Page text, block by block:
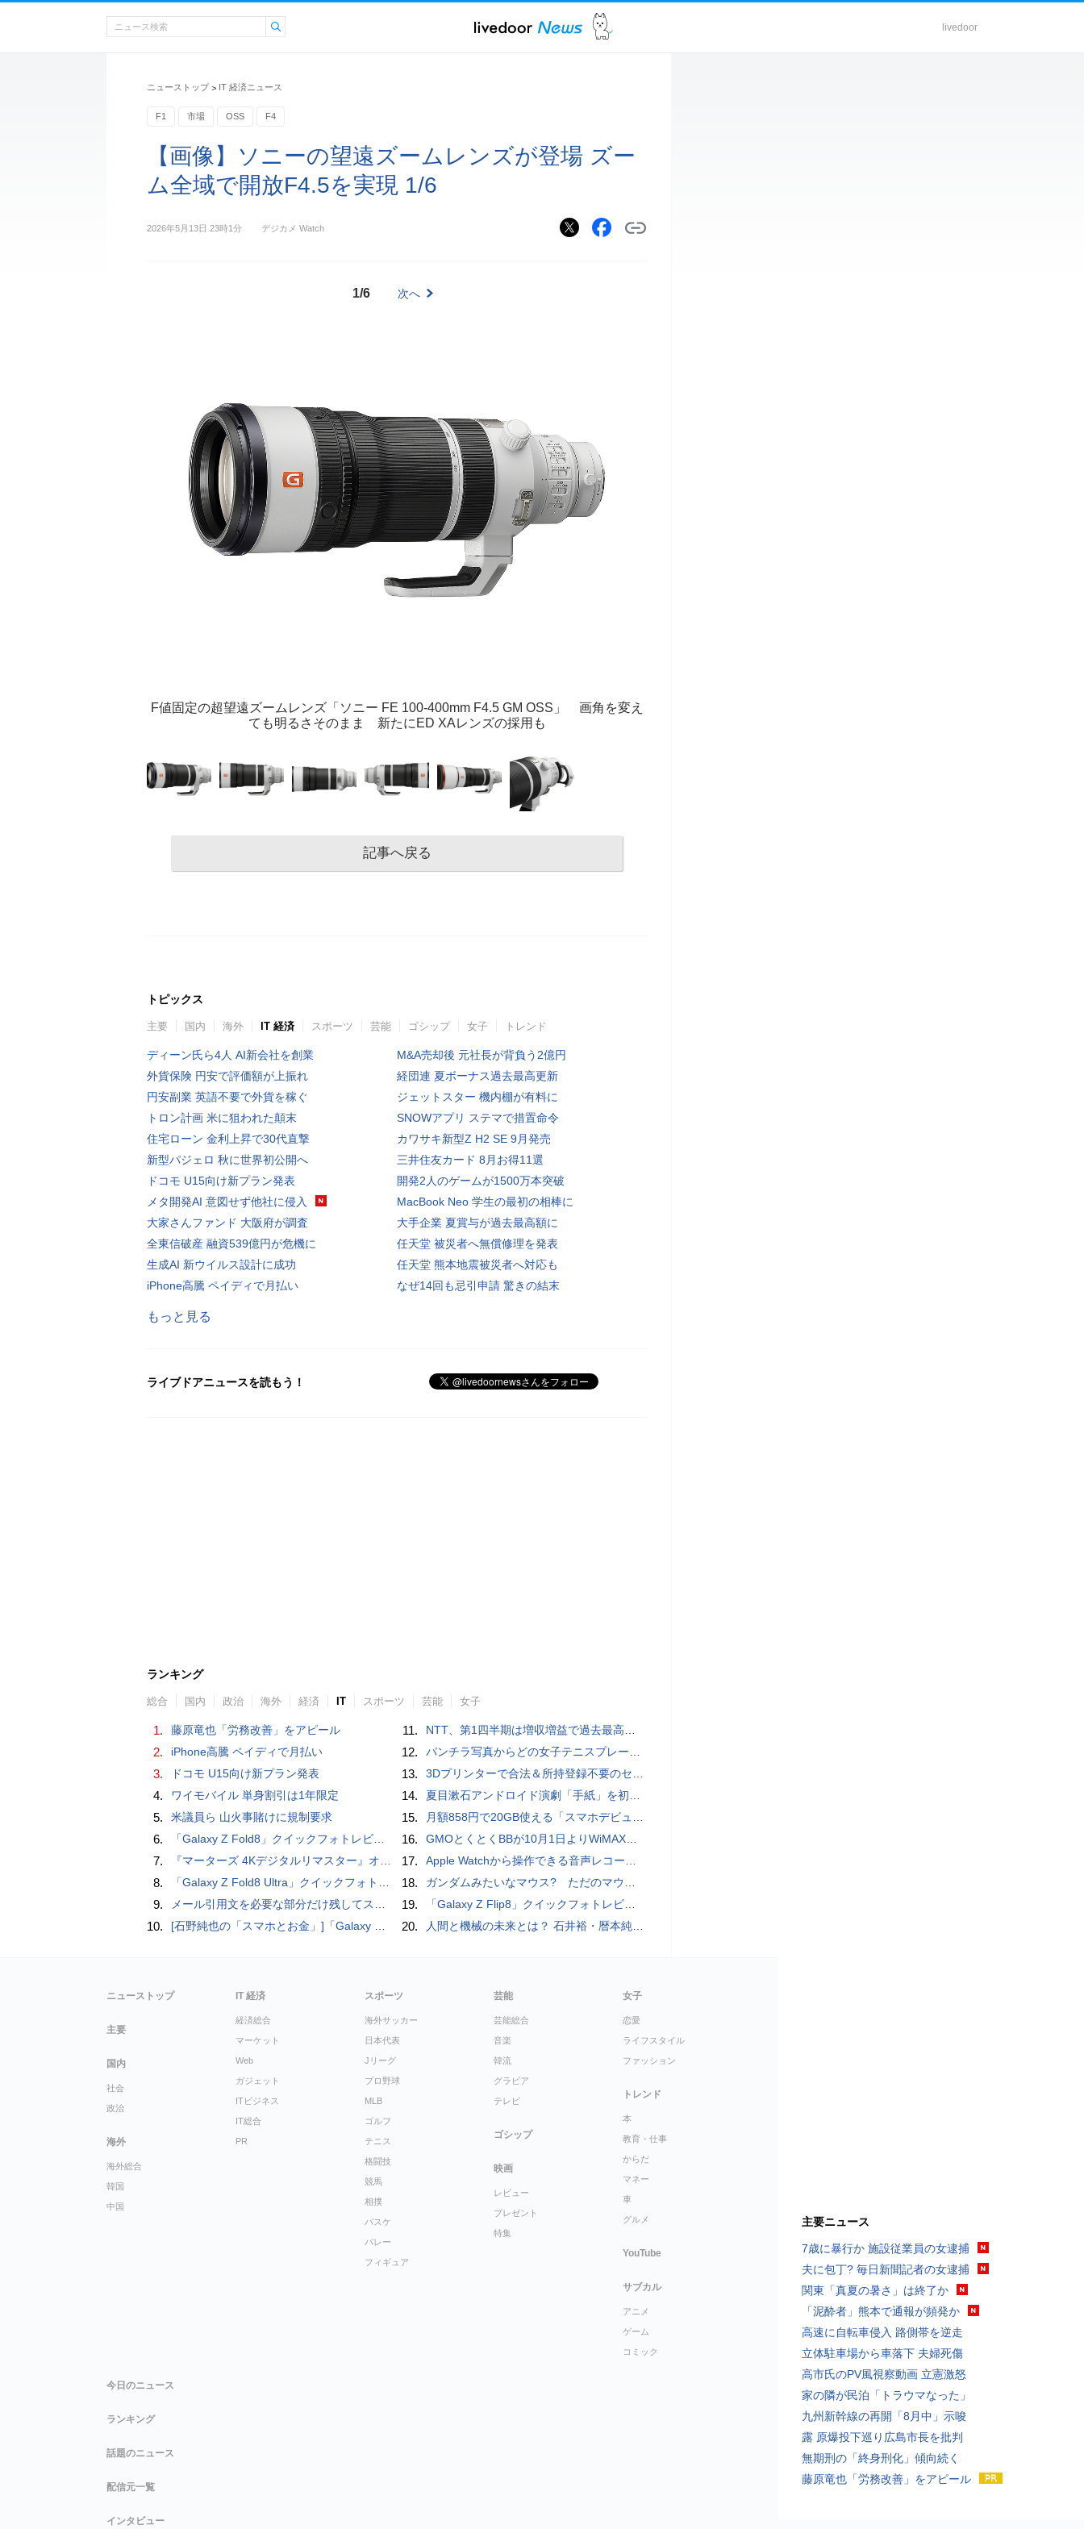
livedoor
ニューストップ > IT 経済ニュース
F1 市場 OSS F4
【画像】ソニーの望遠ズームレンズが登場 ズー
ム全域で開放F4.5を実現 1/6
2026年5月13日 23時1分 デジカメ Watch
1/6 次へ
F値固定の超望遠ズームレンズ「ソニー FE 100-400mm F4.5 GM OSS」 画角を変え
ても明るさそのまま 新たにED XAレンズの採用も
記事へ戻る
トピックス
主要 国内 海外 IT 経済 スポーツ 芸能 ゴシップ 女子 トレンド
ディーン氏ら4人 AI新会社を創業
外貨保険 円安で評価額が上振れ
円安副業 英語不要で外貨を稼ぐ
トロン計画 米に狙われた顛末
住宅ローン 金利上昇で30代直撃
新型パジェロ 秋に世界初公開へ
ドコモ U15向け新プラン発表
メタ開発AI 意図せず他社に侵入
大家さんファンド 大阪府が調査
全東信破産 融資539億円が危機に
生成AI 新ウイルス設計に成功
iPhone高騰 ペイディで月払い
M&A売却後 元社長が背負う2億円
経団連 夏ボーナス過去最高更新
ジェットスター 機内棚が有料に
SNOWアプリ ステマで措置命令
カワサキ新型Z H2 SE 9月発売
三井住友カード 8月お得11選
開発2人のゲームが1500万本突破
MacBook Neo 学生の最初の相棒に
大手企業 夏賞与が過去最高額に
任天堂 被災者へ無償修理を発表
任天堂 熊本地震被災者へ対応も
なぜ14回も忌引申請 驚きの結末
もっと見る
ライブドアニュースを読もう！
ランキング
総合 国内 政治 海外 経済 IT スポーツ 芸能 女子
1. 藤原竜也「労務改善」をアピール
2. iPhone高騰 ペイディで月払い
3. ドコモ U15向け新プラン発表
4. ワイモバイル 単身割引は1年限定
5. 米議員ら 山火事賭けに規制要求
6. 「Galaxy Z Fold8」クイックフォトレビュー
7. 『マーターズ 4Kデジタルリマスター』オールナイト上映、鬼畜な併映作品が決定 全部観たら“生還証”をプレゼント［ホラー通信］
8. 「Galaxy Z Fold8 Ultra」クイックフォトレビュー
9. メール引用文を必要な部分だけ残してスッキリ返信するiPhoneメールの便利技：iPhone Tips
10. [石野純也の「スマホとお金」]「Galaxy Z Fold7／Flip7」発表、注目したいソフトバンクの価格攻勢
11. NTT、第1四半期は増収増益で過去最高 IOWNや分散GPUの取り組みを説明
12. パンチラ写真からどの女子テニスプレーヤーのものなのか当てるクイズ「Tennis Upskirts」
13. 3Dプリンターで合法＆所持登録不要のセミオートマチック銃を自作、発砲試験にも成功した猛者が登場
14. 夏目漱石アンドロイド演劇「手紙」を初上演！平田オリザ氏の作・演出、二松学舎大学で
15. 月額858円で20GB使える「スマホデビュープラン U15」ドコモが提供、ahamoも割引になる親子割も
16. GMOとくとくBBが10月1日よりWiMAXなど月額605円値上げ！全6種の重要変更を徹底解説
17. ​Apple Watchから操作できる音声レコーダMeta Recorder、録音レベル調整も対応
18. ガンダムみたいなマウス? ただのマウスとは違うのだよ1944通りの形状に変更できる驚異のマウス
19. 「Galaxy Z Flip8」クイックフォトレビュー
20. 人間と機械の未来とは？ 石井裕・暦本純一・稲見昌彦らHCI研究者が集うトークイヴェント：2016/1/31に開催
主要ニュース
7歳に暴行か 施設従業員の女逮捕
夫に包丁? 毎日新聞記者の女逮捕
関東「真夏の暑さ」は終了か
「泥酔者」熊本で通報が頻発か
高速に自転車侵入 路側帯を逆走
立体駐車場から車落下 夫婦死傷
高市氏のPV風視察動画 立憲激怒
家の隣が民泊「トラウマなった」
九州新幹線の再開「8月中」示唆
露 原爆投下巡り広島市長を批判
無期刑の「終身刑化」傾向続く
藤原竜也「労務改善」をアピール
ニューストップ
主要
国内
社会
政治
海外
海外総合
韓国
中国
IT 経済
経済総合
マーケット
Web
ガジェット
ITビジネス
IT総合
PR
スポーツ
海外サッカー
日本代表
Jリーグ
プロ野球
MLB
ゴルフ
テニス
格闘技
競馬
相撲
バスケ
バレー
フィギュア
芸能
芸能総合
音楽
韓流
グラビア
テレビ
ゴシップ
映画
レビュー
プレゼント
特集
女子
恋愛
ライフスタイル
ファッション
トレンド
本
教育・仕事
からだ
マネー
車
グルメ
YouTube
サブカル
アニメ
ゲーム
コミック
今日のニュース
ランキング
話題のニュース
配信元一覧
インタビュー